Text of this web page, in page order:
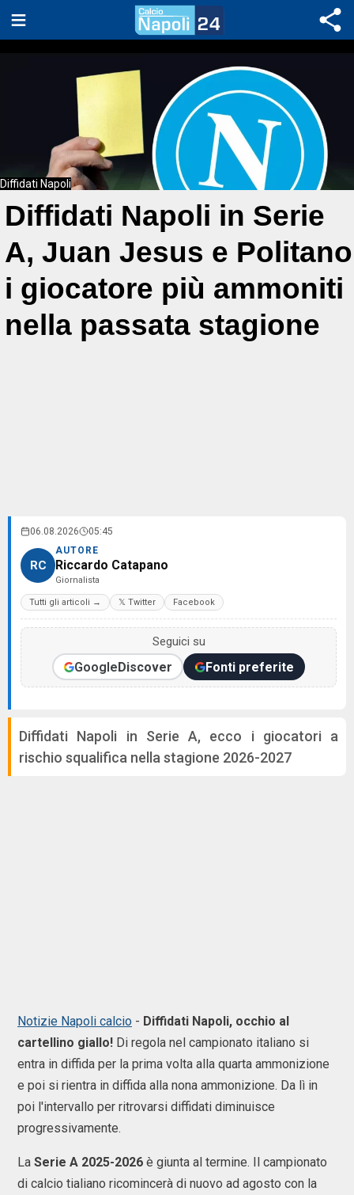
Diffidati Napoli
Diffidati Napoli in Serie
A, Juan Jesus e Politano
i giocatore più ammoniti
nella passata stagione
06.08.2026 05:45
RC
AUTORE
Riccardo Catapano
Giornalista
Tutti gli articoli → 𝕏 Twitter Facebook
Seguici su
GoogleDiscover Fonti preferite
Diffidati Napoli in Serie A, ecco i giocatori a
rischio squalifica nella stagione 2026-2027
Notizie Napoli calcio - Diffidati Napoli, occhio al
cartellino giallo! Di regola nel campionato italiano si
entra in diffida per la prima volta alla quarta ammonizione
e poi si rientra in diffida alla nona ammonizione. Da lì in
poi l'intervallo per ritrovarsi diffidati diminuisce
progressivamente.
La Serie A 2025-2026 è giunta al termine. Il campionato
di calcio tialiano ricomincerà di nuovo ad agosto con la